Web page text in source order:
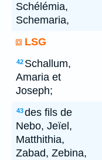
Schélémia,
Schemaria,
LSG
42 Schallum,
Amaria et
Joseph;
43des fils de
Nebo, Jeïel,
Matthithia,
Zabad, Zebina,